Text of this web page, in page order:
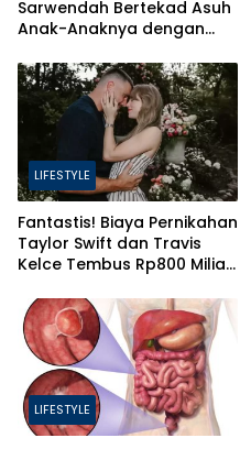
Sarwendah Bertekad Asuh
Anak-Anaknya dengan
LIFESTYLE
Fantastis! Biaya Pernikahan
Taylor Swift dan Travis
Kelce Tembus Rp800 Miliar,
LIFESTYLE